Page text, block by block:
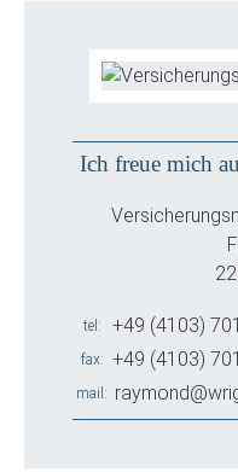
Ich freue mich
tel +49 (4103)
fax +49 (4103)
mail